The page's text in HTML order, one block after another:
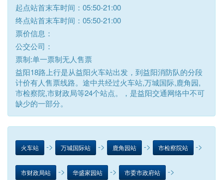
起点站首末车时间：05:50-21:00
终点站首末车时间：05:50-21:00
票价信息：
公交公司：
票制:单一票制无人售票
益阳18路上行是从益阳火车站出发，到益阳消防队的分段
计价有人售票线路。途中共经过火车站,万城国际,鹿角园,
市检察院,市财政局等24个站点。，是益阳交通网络中不可
缺少的一部分。
火车站 -> 万城国际站 -> 鹿角园站 -> 市检察院站 ->
市财政局站 -> 华盛家园站 -> 市委市政府站 ->